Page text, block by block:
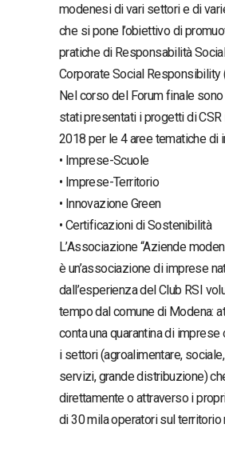
modenesi di vari settori e di
che si pone l’obiettivo di
pratiche di Responsabilità
Corporate Social Responsibility
Nel corso del Forum finale sono
stati presentati i progetti di CSR
2018 per le 4 aree tematiche di
• Imprese-Scuole
• Imprese-Territorio
• Innovazione Green
• Certificazioni di Sostenibilità
L’Associazione “Aziende
è un’associazione di imprese
dall’esperienza del Club RSI
tempo dal comune di Modena:
conta una quarantina di imprese
i settori (agroalimentare,
servizi, grande distribuzione)
direttamente o attraverso i
di 30 mila operatori sul territorio